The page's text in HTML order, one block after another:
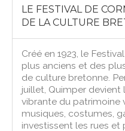
LE FESTIVAL DE
DE LA CULTURE
Créé en 1923, le
plus anciens et des
de culture bretonne.
juillet, Quimper devient
vibrante du patrimoine
musiques, costumes,
investissent les rues et